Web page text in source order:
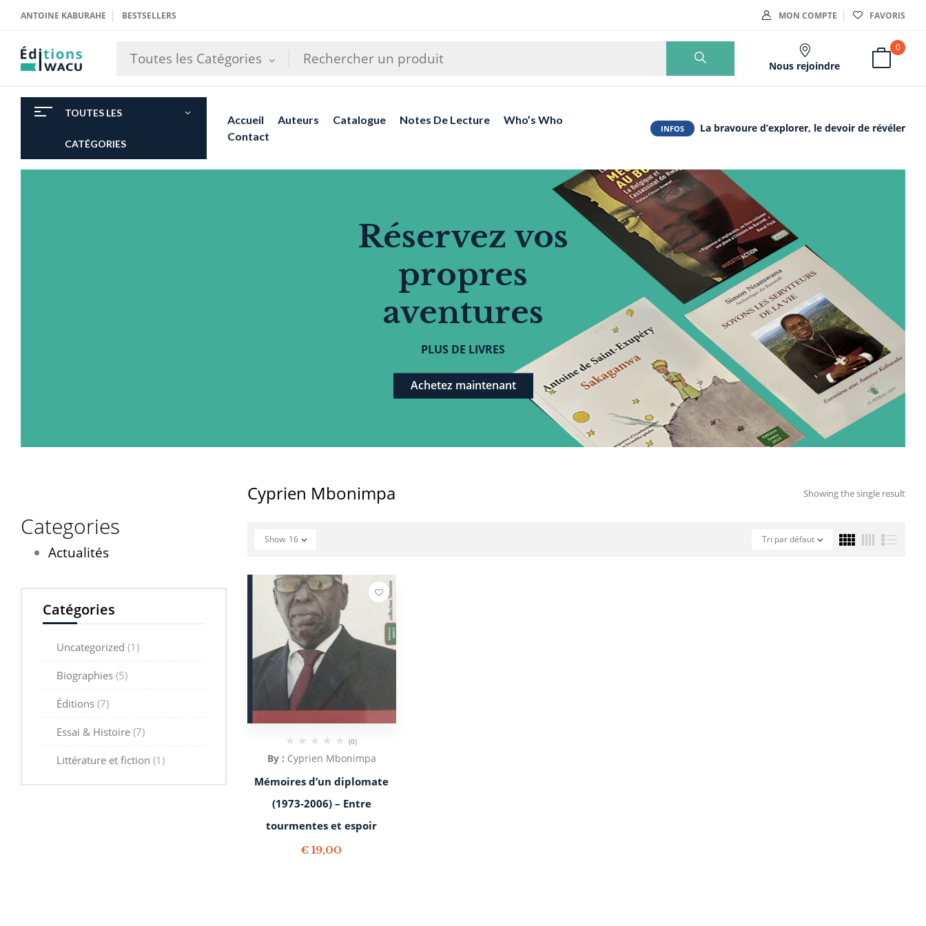
ANTOINE KABURAHE BESTSELLERS MON COMPTE FAVORIS
Toutes les Catégories Nous rejoindre
0
TOUTES LES
CATÉGORIES
Accueil Auteurs Catalogue Notes De Lecture
Who’s Who
Contact
INFOS La bravoure d’explorer, le devoir de révéler
Réservez vos
propres
aventures
PLUS DE LIVRES
Achetez maintenant
Categories
Actualités
Catégories
Uncategorized (1)
Biographies (5)
Éditions (7)
Essai & Histoire (7)
Littérature et fiction (1)
Cyprien Mbonimpa Showing the single result
Tri par défaut
Show 16
(0)
By : Cyprien Mbonimpa
Mémoires d’un diplomate
(1973-2006) – Entre
tourmentes et espoir
€ 19,00